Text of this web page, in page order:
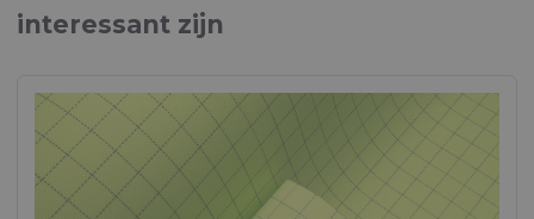
Brochure "PERSONAL PROTECTION"
Weefsels voor persoonlijke beschermingsmiddelen
interessant zijn